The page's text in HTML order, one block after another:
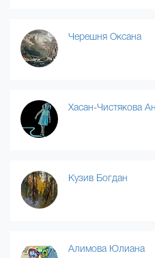
Черешня Оксана
Хасан-Чистякова
Кузив Богдан
Алимова Юлиана